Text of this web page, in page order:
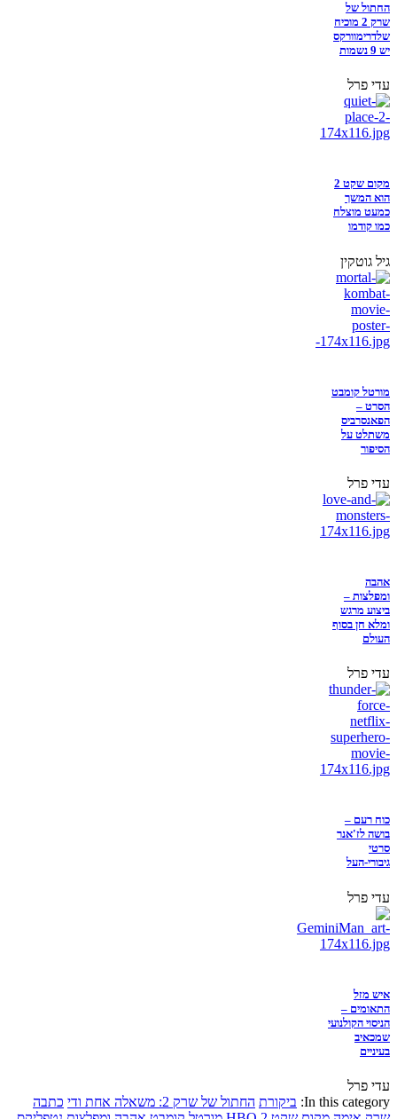
החתול של
שרק 2 מוכיח
שלדרימוורקס
יש 9 נשמות
עדי פרל
מקום שקט 2
הוא המשך
כמעט מוצלח
כמו קודמו
גיל גוטקין
מורטל קומבט
הסרט –
הפאנסרביס
משתלט על
הסיפור
עדי פרל
אהבה
ומפלצות –
ביצוע מרגש
ומלא חן בסוף
העולם
עדי פרל
כוח רעם –
בושה לז'אנר
סרטי
גיבורי-העל
עדי פרל
איש מזל
התאומים –
הניסוי הקולנועי
שמכאיב
בעיניים
עדי פרל
In this category: ביקורת החתול של שרק 2: משאלה אחת ודי
כתבה